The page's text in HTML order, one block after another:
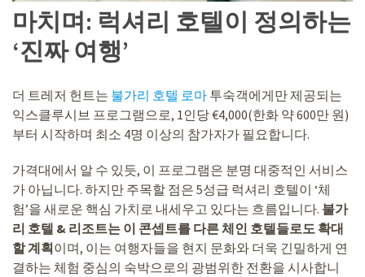
마치며: 럭셔리 호텔이 정의하는
‘진짜 여행’
더 트레저 헌트는 불가리 호텔 로마 투숙객에게만 제공되는
익스클루시브 프로그램으로, 1인당 €4,000(한화 약 600만 원)
부터 시작하며 최소 4명 이상의 참가자가 필요합니다.
가격대에서 알 수 있듯, 이 프로그램은 분명 대중적인 서비스
가 아닙니다. 하지만 주목할 점은 5성급 럭셔리 호텔이 ‘체
험’을 새로운 핵심 가치로 내세우고 있다는 흐름입니다. 불가
리 호텔 & 리조트는 이 콘셉트를 다른 체인 호텔들로도 확대
할 계획이며, 이는 여행자들을 현지 문화와 더욱 긴밀하게 연
결하는 체험 중심의 숙박으로의 광범위한 전환을 시사합니